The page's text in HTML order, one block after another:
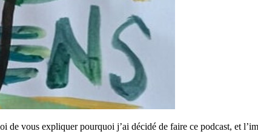
de vous expliquer pourquoi j’ai décidé de faire ce podcast, et